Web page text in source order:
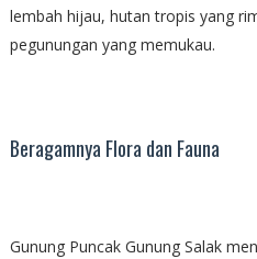
lembah hijau, hutan tropis yang
pegunungan yang memukau.
Beragamnya Flora dan Fauna
Gunung Puncak Gunung Salak